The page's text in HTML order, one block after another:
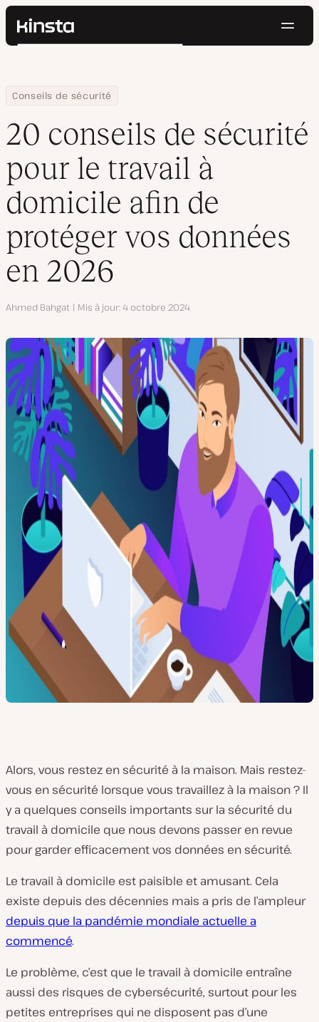
Kinsta®
Prix
Contact
Rechercher
Home
Centre de ressources
Blog
Conseils de sécurité
20 conseils de sécurité pour le travail à domicile afin de
20 conseils de sécurité
pour le travail à
domicile afin de
protéger vos données
en 2026
Auteur
Ahmed Bahgat Mis à jour 4 octobre 2024
Alors, vous restez en sécurité à la maison. Mais restez-
vous en sécurité lorsque vous travaillez à la maison ? Il
y a quelques conseils importants sur la sécurité du
travail à domicile que nous devons passer en revue
pour garder efficacement vos données en sécurité.
Le travail à domicile est paisible et amusant. Cela
existe depuis des décennies mais a pris de l’ampleur
depuis que la pandémie mondiale actuelle a
commencé.
Le problème, c’est que le travail à domicile entraîne
aussi des risques de cybersécurité, surtout pour les
petites entreprises qui ne disposent pas d’une